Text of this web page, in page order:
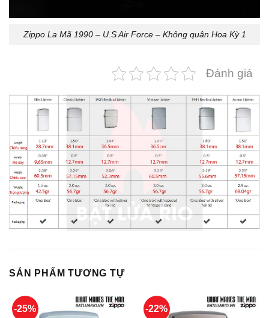
Zippo La Mã 1990 – U.S Air Force – Không quân Hoa Kỳ 1
Đánh giá
SẢN PHẨM TƯƠNG TỰ
-25% -22%